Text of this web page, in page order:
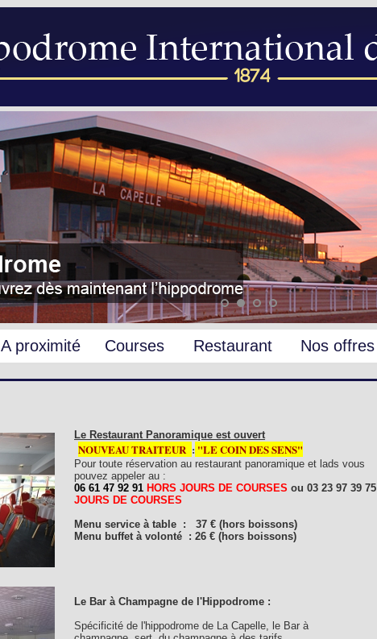
A proximité Courses Restaurant Nos offres
Loges
VIP
Le Restaurant Panoramique est ouvert
NOUVEAU TRAITEUR : "LE COIN DES SENS"
Pour toute réservation au restaurant panoramique et lads vous
pouvez appeler au :
06 61 47 92 91 HORS JOURS DE COURSES ou03 23 97 39 75
JOURS DE COURSES
Menu service à table : 37 € (hors boissons)
Menu buffet à volonté : 26 € (hors boissons)
Le Bar à Champagne de l'Hippodrome :
Spécificité de l'hippodrome de La Capelle, le Bar à